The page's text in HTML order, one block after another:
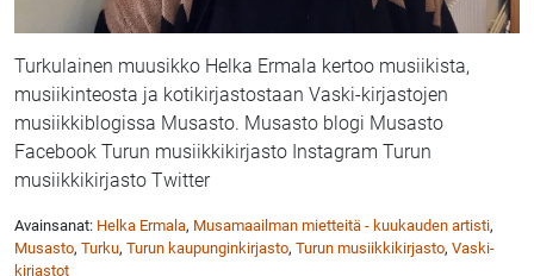
Turkulainen muusikko Helka Ermala kertoo musiikista,
musiikinteosta ja kotikirjastostaan Vaski-kirjastojen
musiikkiblogissa Musasto. Musasto blogi Musasto
Facebook Turun musiikkikirjasto Instagram Turun
musiikkikirjasto Twitter
Avainsanat: Helka Ermala, Musamaailman mietteitä - kuukauden artisti,
Musasto, Turku, Turun kaupunginkirjasto, Turun musiikkikirjasto, Vaski-
kirjastot